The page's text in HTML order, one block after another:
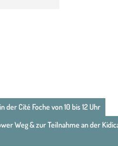
der Cité Foche von 10 bis 12 Uhr
Weg & zur Teilnahme an der